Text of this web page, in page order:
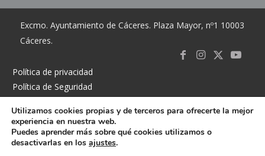
Excmo. Ayuntamiento de Cáceres. Plaza Mayor, nº1 10003
Cáceres.
Política de privacidad
Política de Seguridad
Accesibilidad
Mapa del sitio
Contacto
Utilizamos cookies propias y de terceros para ofrecerte la mejor
experiencia en nuestra web.
Puedes aprender más sobre qué cookies utilizamos o
desactivarlas en los ajustes.